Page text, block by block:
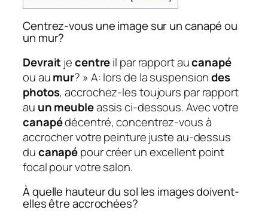
Centrez-vous une image sur un canapé ou
un mur?
Devraitjecentreil par rapport aucanapé
ou aumur? » A: lors de la suspensiondes
photos, accrochez-les toujours par rapport
au un meubleassis ci-dessous. Avec votre
canapédécentré, concentrez-vous à
accrocher votre peinture juste au-dessus
ducanapépour créer un excellent point
focal pour votre salon.
À quelle hauteur du sol les images doivent-
elles être accrochées?